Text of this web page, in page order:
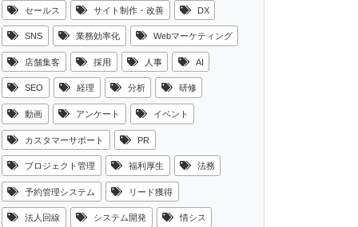
セールス サイト制作・改善 DX
SNS 業務効率化 Webマーケティング
店舗集客 採用 人事 AI
SEO 経理 分析 研修
動画 アンケート イベント
カスタマーサポート PR
プロジェクト管理 福利厚生 法務
予約管理システム リード獲得
法人回線 システム開発 情シス